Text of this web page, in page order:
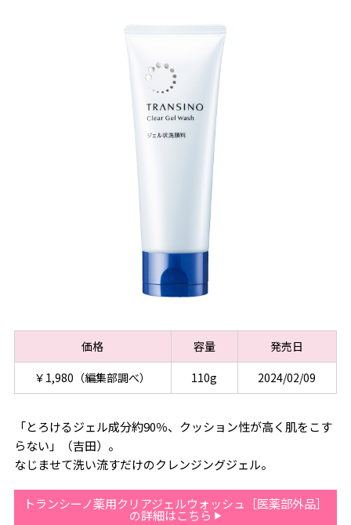
価格 容量
発売日
￥1,980（編集部調べ）
110g 2024/02/09
「とろけるジェル成分約90％、クッション性が高く肌をこす
らない」（吉田）。
なじませて洗い流すだけのクレンジングジェル。
トランシーノ薬用クリアジェルウォッシュ［医薬部外品］
の詳細はこちら